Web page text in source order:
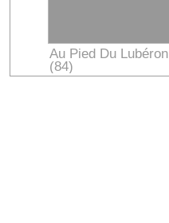
Au Pied Du Lubéron
(84)
Vaucluse